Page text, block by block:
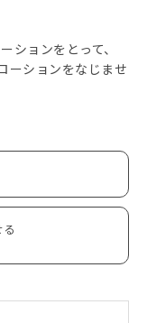
ションをとって、
ーションをなじませ